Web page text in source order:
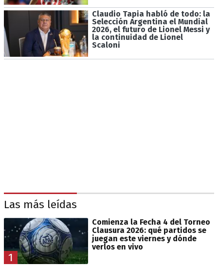
Claudio Tapia habló de todo: la
Selección Argentina el Mundial
2026, el futuro de Lionel Messi y
la continuidad de Lionel
Scaloni
Las más leídas
1
Comienza la Fecha 4 del Torneo
Clausura 2026: qué partidos se
juegan este viernes y dónde
verlos en vivo